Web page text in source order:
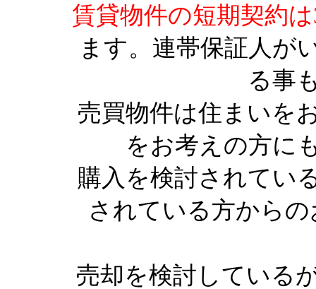
賃貸物件の短期契約
ます。連帯保証人が
る事
売買物件は住まいを
をお考えの方に
購入を検討されてい
されている方から
売却を検討している